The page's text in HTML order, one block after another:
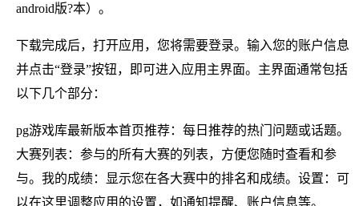
android版?本）。
下载完成后，打开应用，您将需要登录。输入您的账户信息
并点击“登录”按钮，即可进入应用主界面。主界面通常包括
以下几个部分：
pg游戏库最新版本首页推荐：每日推荐的热门问题或话题。
大赛列表：参与的所有大赛的列表，方便您随时查看和参
与。我的成绩：显示您在各大赛中的排名和成绩。设置：可
以在这里调整应用的设置，如通知提醒、账户信息等。